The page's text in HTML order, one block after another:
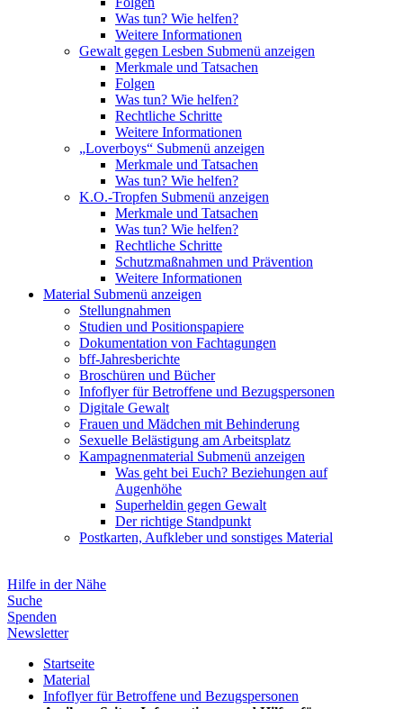
Was tun? Wie helfen?
Weitere Informationen
Gewalt gegen Lesben Submenü anzeigen
Merkmale und Tatsachen
Folgen
Was tun? Wie helfen?
Rechtliche Schritte
Weitere Informationen
„Loverboys“ Submenü anzeigen
Merkmale und Tatsachen
Was tun? Wie helfen?
K.O.-Tropfen Submenü anzeigen
Merkmale und Tatsachen
Was tun? Wie helfen?
Rechtliche Schritte
Schutzmaßnahmen und Prävention
Weitere Informationen
Material Submenü anzeigen
Stellungnahmen
Studien und Positionspapiere
Dokumentation von Fachtagungen
bff-Jahresberichte
Broschüren und Bücher
Infoflyer für Betroffene und Bezugspersonen
Digitale Gewalt
Frauen und Mädchen mit Behinderung
Sexuelle Belästigung am Arbeitsplatz
Kampagnenmaterial Submenü anzeigen
Was geht bei Euch? Beziehungen auf
Augenhöhe
Superheldin gegen Gewalt
Der richtige Standpunkt
Postkarten, Aufkleber und sonstiges Material
Hilfe in der Nähe
Suche
Spenden
Newsletter
Startseite
Material
Infoflyer für Betroffene und Bezugspersonen